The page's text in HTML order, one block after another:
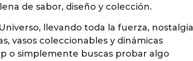
de sabor, diseño y colección.
llevando toda la fuerza, nostalgia
vasos coleccionables y dinámicas
o simplemente buscas probar algo